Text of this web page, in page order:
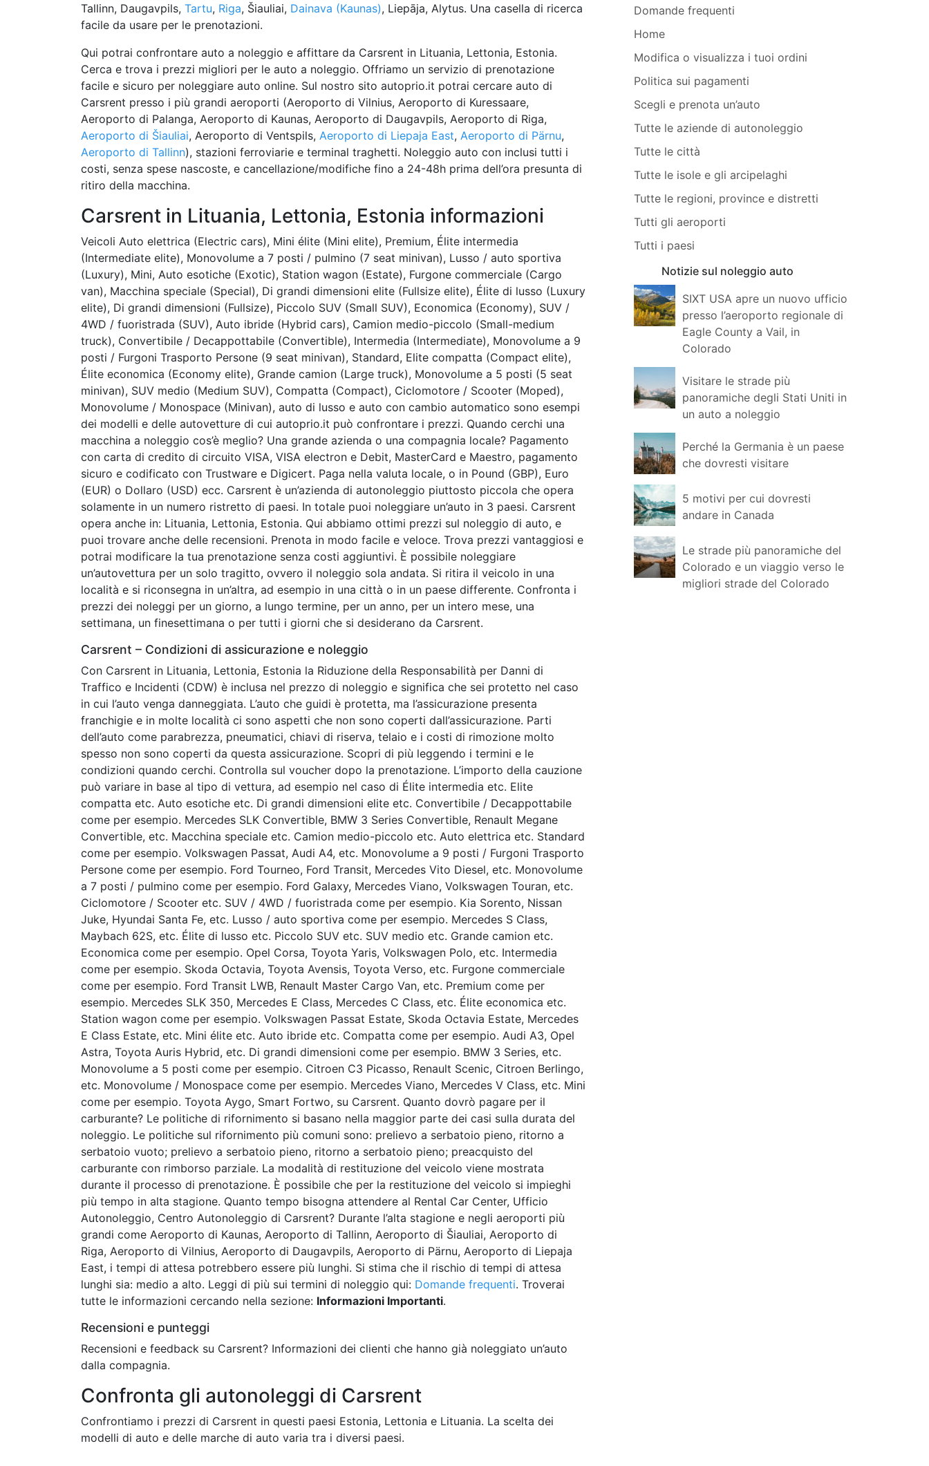
Tallinn, Daugavpils, Tartu, Riga, Šiauliai, Dainava (Kaunas), Liepāja, Alytus. Una casella di ricerca
facile da usare per le prenotazioni.
Qui potrai confrontare auto a noleggio e affittare da Carsrent in Lituania, Lettonia, Estonia.
Cerca e trova i prezzi migliori per le auto a noleggio. Offriamo un servizio di prenotazione
facile e sicuro per noleggiare auto online. Sul nostro sito autoprio.it potrai cercare auto di
Carsrent presso i più grandi aeroporti (Aeroporto di Vilnius, Aeroporto di Kuressaare,
Aeroporto di Palanga, Aeroporto di Kaunas, Aeroporto di Daugavpils, Aeroporto di Riga,
Aeroporto di Šiauliai, Aeroporto di Ventspils, Aeroporto di Liepaja East, Aeroporto di Pärnu,
Aeroporto di Tallinn), stazioni ferroviarie e terminal traghetti. Noleggio auto con inclusi tutti i
costi, senza spese nascoste, e cancellazione/modifiche fino a 24-48h prima dell’ora presunta di
ritiro della macchina.
Carsrent in Lituania, Lettonia, Estonia informazioni
Veicoli Auto elettrica (Electric cars), Mini élite (Mini elite), Premium, Élite intermedia
(Intermediate elite), Monovolume a 7 posti / pulmino (7 seat minivan), Lusso / auto sportiva
(Luxury), Mini, Auto esotiche (Exotic), Station wagon (Estate), Furgone commerciale (Cargo
van), Macchina speciale (Special), Di grandi dimensioni elite (Fullsize elite), Élite di lusso (Luxury
elite), Di grandi dimensioni (Fullsize), Piccolo SUV (Small SUV), Economica (Economy), SUV /
4WD / fuoristrada (SUV), Auto ibride (Hybrid cars), Camion medio-piccolo (Small-medium
truck), Convertibile / Decappottabile (Convertible), Intermedia (Intermediate), Monovolume a 9
posti / Furgoni Trasporto Persone (9 seat minivan), Standard, Elite compatta (Compact elite),
Élite economica (Economy elite), Grande camion (Large truck), Monovolume a 5 posti (5 seat
minivan), SUV medio (Medium SUV), Compatta (Compact), Ciclomotore / Scooter (Moped),
Monovolume / Monospace (Minivan), auto di lusso e auto con cambio automatico sono esempi
dei modelli e delle autovetture di cui autoprio.it può confrontare i prezzi. Quando cerchi una
macchina a noleggio cos’è meglio? Una grande azienda o una compagnia locale? Pagamento
con carta di credito di circuito VISA, VISA electron e Debit, MasterCard e Maestro, pagamento
sicuro e codificato con Trustware e Digicert. Paga nella valuta locale, o in Pound (GBP), Euro
(EUR) o Dollaro (USD) ecc. Carsrent è un’azienda di autonoleggio piuttosto piccola che opera
solamente in un numero ristretto di paesi. In totale puoi noleggiare un’auto in 3 paesi. Carsrent
opera anche in: Lituania, Lettonia, Estonia. Qui abbiamo ottimi prezzi sul noleggio di auto, e
puoi trovare anche delle recensioni. Prenota in modo facile e veloce. Trova prezzi vantaggiosi e
potrai modificare la tua prenotazione senza costi aggiuntivi. È possibile noleggiare
un’autovettura per un solo tragitto, ovvero il noleggio sola andata. Si ritira il veicolo in una
località e si riconsegna in un’altra, ad esempio in una città o in un paese differente. Confronta i
prezzi dei noleggi per un giorno, a lungo termine, per un anno, per un intero mese, una
settimana, un finesettimana o per tutti i giorni che si desiderano da Carsrent.
Carsrent – Condizioni di assicurazione e noleggio
Con Carsrent in Lituania, Lettonia, Estonia la Riduzione della Responsabilità per Danni di
Traffico e Incidenti (CDW) è inclusa nel prezzo di noleggio e significa che sei protetto nel caso
in cui l’auto venga danneggiata. L’auto che guidi è protetta, ma l’assicurazione presenta
franchigie e in molte località ci sono aspetti che non sono coperti dall’assicurazione. Parti
dell’auto come parabrezza, pneumatici, chiavi di riserva, telaio e i costi di rimozione molto
spesso non sono coperti da questa assicurazione. Scopri di più leggendo i termini e le
condizioni quando cerchi. Controlla sul voucher dopo la prenotazione. L’importo della cauzione
può variare in base al tipo di vettura, ad esempio nel caso di Élite intermedia etc. Elite
compatta etc. Auto esotiche etc. Di grandi dimensioni elite etc. Convertibile / Decappottabile
come per esempio. Mercedes SLK Convertible, BMW 3 Series Convertible, Renault Megane
Convertible, etc. Macchina speciale etc. Camion medio-piccolo etc. Auto elettrica etc. Standard
come per esempio. Volkswagen Passat, Audi A4, etc. Monovolume a 9 posti / Furgoni Trasporto
Persone come per esempio. Ford Tourneo, Ford Transit, Mercedes Vito Diesel, etc. Monovolume
a 7 posti / pulmino come per esempio. Ford Galaxy, Mercedes Viano, Volkswagen Touran, etc.
Ciclomotore / Scooter etc. SUV / 4WD / fuoristrada come per esempio. Kia Sorento, Nissan
Juke, Hyundai Santa Fe, etc. Lusso / auto sportiva come per esempio. Mercedes S Class,
Maybach 62S, etc. Élite di lusso etc. Piccolo SUV etc. SUV medio etc. Grande camion etc.
Economica come per esempio. Opel Corsa, Toyota Yaris, Volkswagen Polo, etc. Intermedia
come per esempio. Skoda Octavia, Toyota Avensis, Toyota Verso, etc. Furgone commerciale
come per esempio. Ford Transit LWB, Renault Master Cargo Van, etc. Premium come per
esempio. Mercedes SLK 350, Mercedes E Class, Mercedes C Class, etc. Élite economica etc.
Station wagon come per esempio. Volkswagen Passat Estate, Skoda Octavia Estate, Mercedes
E Class Estate, etc. Mini élite etc. Auto ibride etc. Compatta come per esempio. Audi A3, Opel
Astra, Toyota Auris Hybrid, etc. Di grandi dimensioni come per esempio. BMW 3 Series, etc.
Monovolume a 5 posti come per esempio. Citroen C3 Picasso, Renault Scenic, Citroen Berlingo,
etc. Monovolume / Monospace come per esempio. Mercedes Viano, Mercedes V Class, etc. Mini
come per esempio. Toyota Aygo, Smart Fortwo, su Carsrent. Quanto dovrò pagare per il
carburante? Le politiche di rifornimento si basano nella maggior parte dei casi sulla durata del
noleggio. Le politiche sul rifornimento più comuni sono: prelievo a serbatoio pieno, ritorno a
serbatoio vuoto; prelievo a serbatoio pieno, ritorno a serbatoio pieno; preacquisto del
carburante con rimborso parziale. La modalità di restituzione del veicolo viene mostrata
durante il processo di prenotazione. È possibile che per la restituzione del veicolo si impieghi
più tempo in alta stagione. Quanto tempo bisogna attendere al Rental Car Center, Ufficio
Autonoleggio, Centro Autonoleggio di Carsrent? Durante l’alta stagione e negli aeroporti più
grandi come Aeroporto di Kaunas, Aeroporto di Tallinn, Aeroporto di Šiauliai, Aeroporto di
Riga, Aeroporto di Vilnius, Aeroporto di Daugavpils, Aeroporto di Pärnu, Aeroporto di Liepaja
East, i tempi di attesa potrebbero essere più lunghi. Si stima che il rischio di tempi di attesa
lunghi sia: medio a alto. Leggi di più sui termini di noleggio qui: Domande frequenti. Troverai
tutte le informazioni cercando nella sezione: Informazioni Importanti.
Recensioni e punteggi
Recensioni e feedback su Carsrent? Informazioni dei clienti che hanno già noleggiato un’auto
dalla compagnia.
Confronta gli autonoleggi di Carsrent
Confrontiamo i prezzi di Carsrent in questi paesi Estonia, Lettonia e Lituania. La scelta dei
modelli di auto e delle marche di auto varia tra i diversi paesi.
Domande frequenti
Home
Modifica o visualizza i tuoi ordini
Politica sui pagamenti
Scegli e prenota un’auto
Tutte le aziende di autonoleggio
Tutte le città
Tutte le isole e gli arcipelaghi
Tutte le regioni, province e distretti
Tutti gli aeroporti
Tutti i paesi
Notizie sul noleggio auto
SIXT USA apre un nuovo ufficio
presso l’aeroporto regionale di
Eagle County a Vail, in
Colorado
Visitare le strade più
panoramiche degli Stati Uniti in
un auto a noleggio
Perché la Germania è un paese
che dovresti visitare
5 motivi per cui dovresti
andare in Canada
Le strade più panoramiche del
Colorado e un viaggio verso le
migliori strade del Colorado